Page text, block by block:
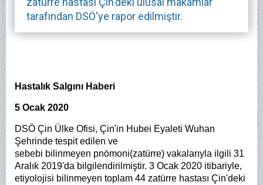
tarafından DSÖ'ye rapor edilmiştir.
Hastalık Salgını Haberi
5 Ocak 2020
DSÖ Çin Ülke Ofisi, Çin'in Hubei Eyaleti Wuhan
Şehrinde tespit edilen ve
sebebi bilinmeyen pnömoni(zatürre) vakalarıyla ilgili 31
Aralık 2019'da bilgilendirilmiştir. 3 Ocak 2020 itibariyle,
etiyolojisi bilinmeyen toplam 44 zatürre hastası Çin'deki